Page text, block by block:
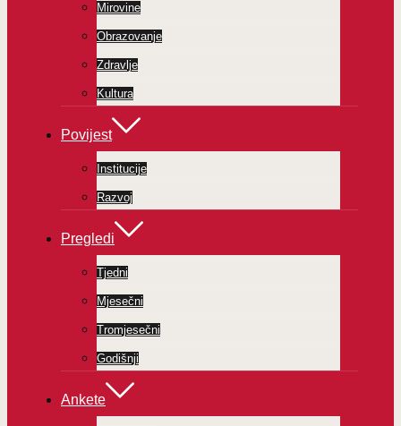
Mirovine
Obrazovanje
Zdravlje
Kultura
Povijest
Institucije
Razvoj
Pregledi
Tjedni
Mjesečni
Tromjesečni
Godišnji
Ankete